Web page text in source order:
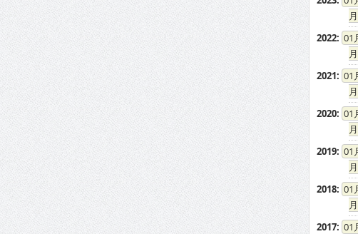
2022: 01
2021: 01
2020: 01
2019: 01
2018: 01
2017: 01